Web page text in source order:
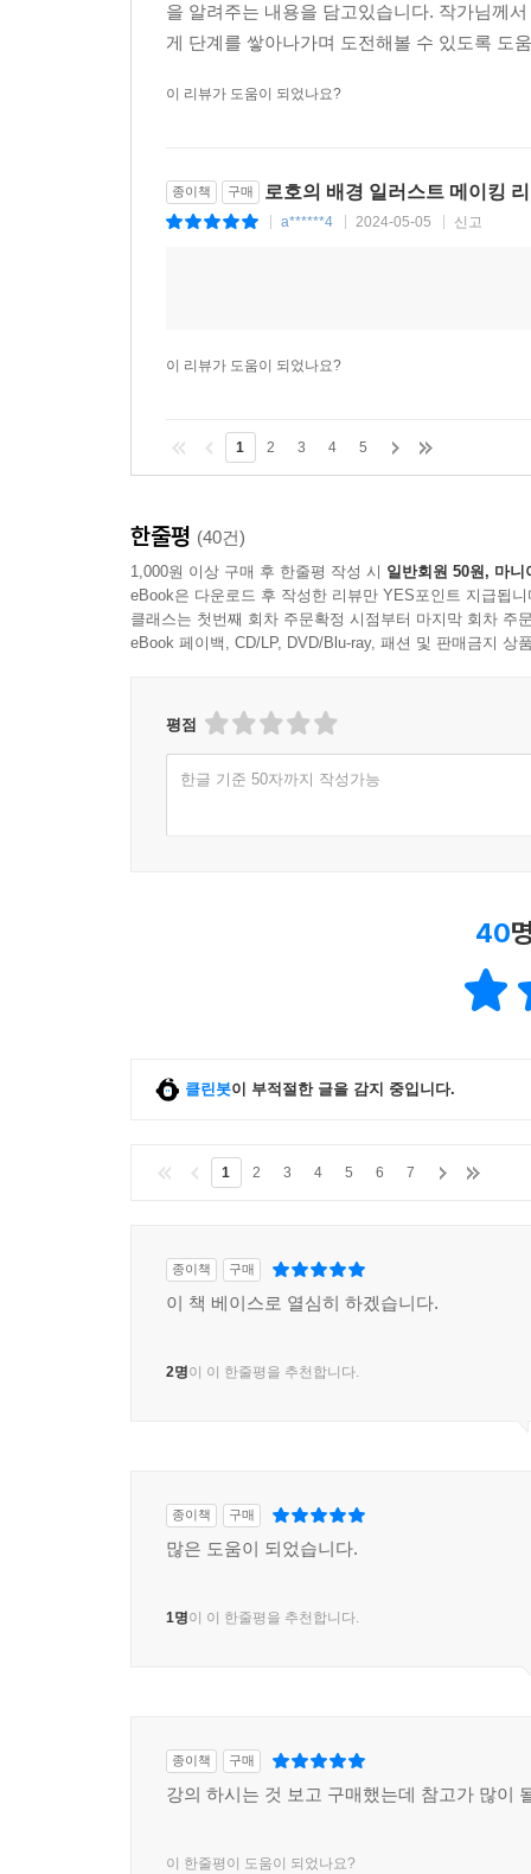
STEP 02. 마인드 맵
STEP 03. 이미지 보드
STEP 08. 디테일 채색
STEP 09. 안내선을 참고로 한 수정
STEP 13. 시트 추가
학생 작업물 수정
STEP 01. 학생 A
STEP 03. 학생 C
STEP 04. 학생 D
STEP 05. 학생 E
을 알려주는 내용을 담고있습니다. 작가님께
게 단계를 쌓아나가며 도전해볼 수 있도록 도
이 리뷰가 도움이 되었나요?
종이책 구매 로호의 배경 일러스트 메이킹
a******4 2024-05-05 신고
이 리뷰가 도움이 되었나요?
1 2 3 4 5
한줄평 (40건)
1,000원 이상 구매 후 한줄평 작성 시 일반회원 50원, 마니
eBook은 다운로드 후 작성한 리뷰만 YES포인트 지급됩니
클래스는 첫번째 회차 주문확정 시점부터 마지막 회차 주
eBook 페이백, CD/LP, DVD/Blu-ray, 패션 및 판매금지 상
평점
한글 기준 50자까지 작성가능
40
클린봇이 부적절한 글을 감지 중입니다.
1 2 3 4 5 6 7
종이책 구매
이 책 베이스로 열심히 하겠습니다.
2명이 이 한줄평을 추천합니다.
종이책 구매
많은 도움이 되었습니다.
1명이 이 한줄평을 추천합니다.
종이책 구매
강의 하시는 것 보고 구매했는데 참고가 많이
이 한줄평이 도움이 되었나요?